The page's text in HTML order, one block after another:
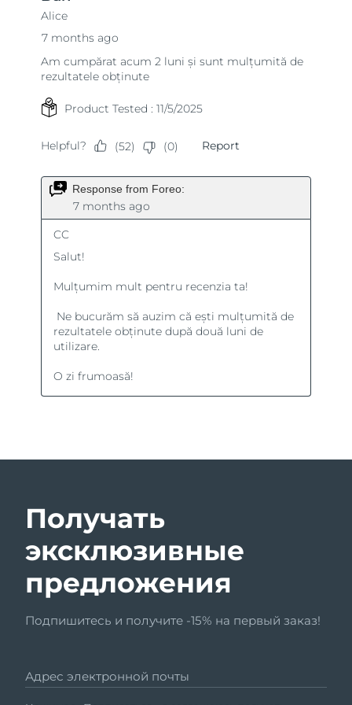
Получать
эксклюзивные
предложения
Подпишитесь и получите -15% на первый заказ!
Адрес электронной почты